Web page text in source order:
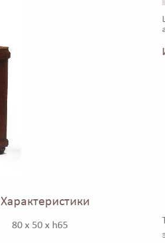
Характеристики
80 x 50 x h65